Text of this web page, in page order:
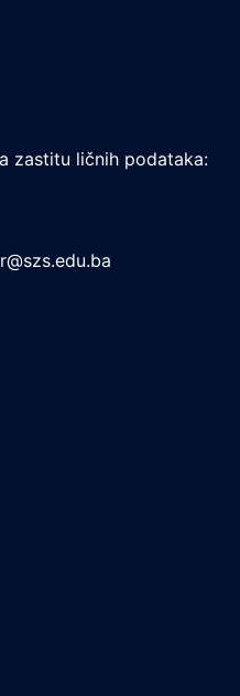
zastitu ličnih podataka: